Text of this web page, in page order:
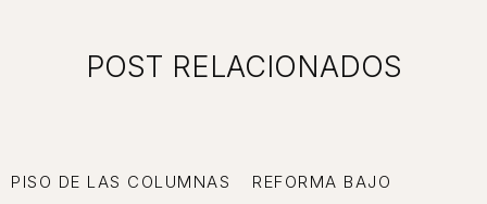
POST RELACIONADOS
PISO DE LAS COLUMNAS
REFORMA BAJO